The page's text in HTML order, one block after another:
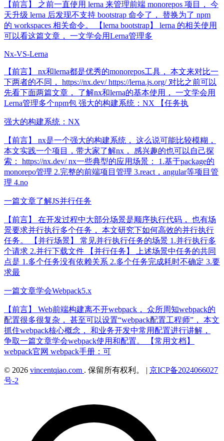
【前言】 之前一直使用 lerna 来管理前端 monorepos 项目， 今
天升级 lerna 后发现不支持 bootstrap 命令了， 替换为了 npm
的 workspaces 相关命令。 【lerna bootstrap】 lerna 的相关使用
可以看这篇文章， 一文学会用Lerna管理多
Nx-VS-Lerna
【前言】 nx和lerna都是优秀的monorepos工具， 本文来对比一
下两者的不同， https://nx.dev/ https://lerna.js.org/ 对比之前可以
先看下面两篇文章， 了解nx和lerna的基本使用， 一文学会用
Lerna管理多个npm包 强大的构建系统：NX 【任务执
强大的构建系统：NX
【前言】 nx是一个强大的构建系统， 这么说可能比较模糊，
本文实践一个项目，带大家了解nx， 感兴趣的也可以自己探
索： https://nx.dev/ nx一些典型的应用场景： 1.基于package的
monorepo管理 2.完整的前端项目管理 3.react，angular等项目管
理 4.no
一篇文章了解JS并行任务
【前言】 在开发过程中大部分场景是顺序执行代码， 也有场
景要求并行执行多个任务， 本文研究下如何高效的并行执行
任务。 【并行场景】 常见并行执行任务的场景 1.并行执行多
个请求 2.并行下载文件 【并行任务】 上述场景中任务的共同
点是 1.多个任务没有依赖关系 2.多个任务完成耗时不确定 3.要
求最
一篇文章学会Webpack5.x
【前言】 Web前端构建离不开webpack， 众所周知webpack的
配置很多很复杂， 甚至可以设置“webpack配置工程师”， 本文
抓住webpack核心概念， 和业务开发中常用配置进行讲解，
争取一篇文章学会webpack使用和配置。 【常用文档】
webpack官网 webpack手册：可
© 2026 vincentqiao.com . 保留所有权利。 | 京ICP备2024066027
号-2